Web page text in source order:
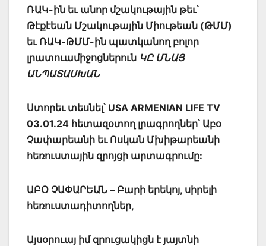
ՌԱԿ-ին եւ անոր մշակութային թեւ՝
Թէքէեան Մշակութային Միութեան (ԹՄՄ)
եւ ՌԱԿ-ԹՄՄ-ին պատկանող բոլոր
լրատուամիջոցներուն ԿԸ ՄՆԱՅ
ԱՆՊԱՏԱՍԽԱՆ
Ստորեւ տեսնել՝ USA ARMENIAN LIFE TV
03.01.24 հետազօտող լրագրողներ՝ Աբօ
Չափարեանի եւ Ոսկան Մխիթարեանի
հեռուստային զրոյցի արտագրումը:
ԱԲՕ ՉԱՓԱՐԵԱՆ – Բարի երեկոյ, սիրելի
հեռուստադիտողներ,
Այսօրուայ իմ զրուցակիցն է յայտնի